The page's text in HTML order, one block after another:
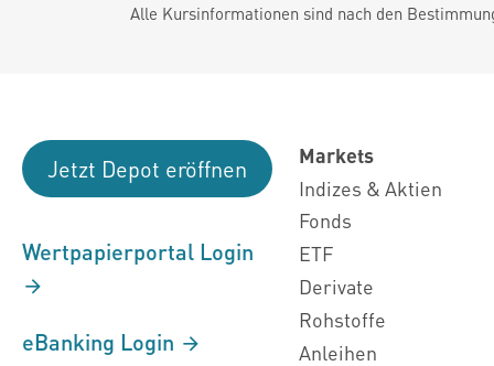
Alle Kursinformationen sind nach den
Jetzt Depot eröffnen
Wertpapierportal Login
eBanking Login
Markets
Indizes & Aktien
Fonds
ETF
Derivate
Rohstoffe
Anleihen